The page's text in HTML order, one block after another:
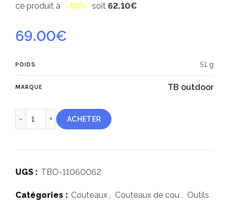
ce produit à
-10% soit 62.10€
69.00€
POIDS 51 g
MARQUE TB outdoor
quantité de Couteau TB Outdoor S-neck
ACHETER
UGS : TBO-11060062
Catégories : Couteaux Couteaux de cou Outils